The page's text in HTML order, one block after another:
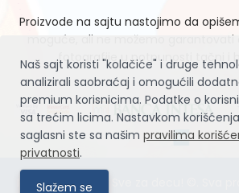
Naš sajt koristi "kolačiće" i druge
analizirali saobraćaj i omogućili
premium korisnicima. Podatke o
sa trećim licima. Nastavkom
saglasni ste sa našim pravilima
privatnosti.
Slažem se
Proizvode na sajtu nastojimo da
moguće, ali ne možemo garantovati
fotografije u potpunosti tačni i
Igračke Zvrčke – Sve za decu! ©. Sva